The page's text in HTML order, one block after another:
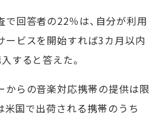
回答者の22％は、自分が利用
ービスを開始すれば3カ月以内
すると答えた。
らの音楽対応携帯の提供は限
米国で出荷される携帯のうち